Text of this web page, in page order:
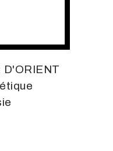
D'ORIENT